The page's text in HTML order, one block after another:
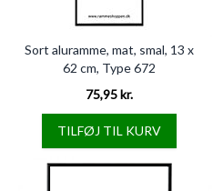
Sort aluramme, mat, smal, 13 x
62 cm, Type 672
75,95 kr.
TILFØJ TIL KURV